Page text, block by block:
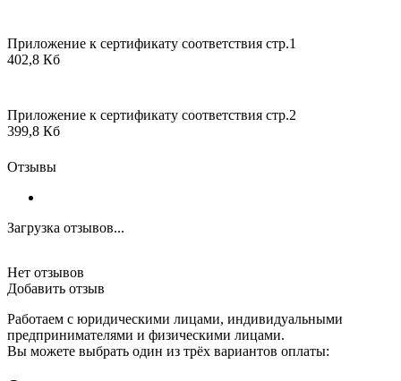
Приложение к сертификату соответствия стр.1
402,8 Кб
Приложение к сертификату соответствия стр.2
399,8 Кб
Отзывы
Загрузка отзывов...
Нет отзывов
Добавить отзыв
Работаем с юридическими лицами, индивидуальными
предпринимателями и физическими лицами.
Вы можете выбрать один из трёх вариантов оплаты: